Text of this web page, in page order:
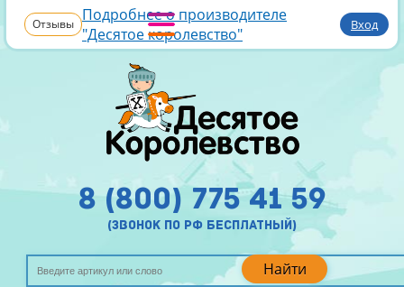
Отзывы Подробнее о производителе
"Десятое королевство"
Вход
Найти
8 (800) 775 41 59
(звонок по рф бесплатный)